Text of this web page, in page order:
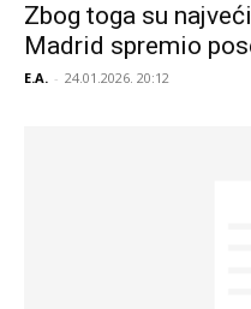
Zbog toga su
Madrid spremio
E.A. - 24.01.2026. 20:12